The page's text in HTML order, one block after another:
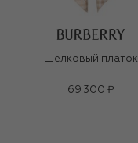
Шелковый платок
69 300 ₽